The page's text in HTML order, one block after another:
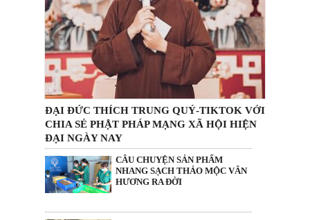
ĐẠI ĐỨC THÍCH TRUNG QUÝ-TIKTOK VỚI
CHIA SẺ PHẬT PHÁP MẠNG XÃ HỘI HIỆN
ĐẠI NGÀY NAY
CÂU CHUYỆN SẢN PHẨM
NHANG SẠCH THẢO MỘC VÂN
HƯƠNG RA ĐỜI